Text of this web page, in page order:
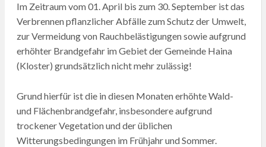
Im Zeitraum vom 01. April bis zum 30. September ist das
Verbrennen pflanzlicher Abfälle zum Schutz der Umwelt,
zur Vermeidung von Rauchbelästigungen sowie aufgrund
erhöhter Brandgefahr im Gebiet der Gemeinde Haina
(Kloster) grundsätzlich nicht mehr zulässig!
Grund hierfür ist die in diesen Monaten erhöhte Wald-
und Flächenbrandgefahr, insbesondere aufgrund
trockener Vegetation und der üblichen
Witterungsbedingungen im Frühjahr und Sommer.